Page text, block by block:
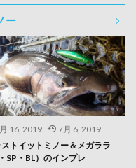
ー
16, 2019
7月 6, 2019
ストイットミノー＆メガララ
・SP・BL）のインプレ